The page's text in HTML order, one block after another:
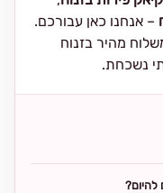
– אנחנו כאן עבורכם.
מהיר בזנוח
נשכחת.
להיום?